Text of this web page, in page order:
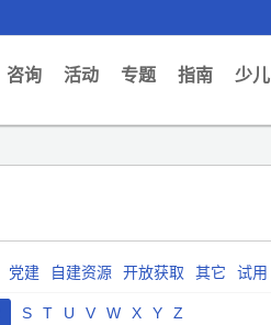
咨询 活动 专题 指南 少儿
党建 自建资源 开放获取 其它 试用
S T U V W X Y Z